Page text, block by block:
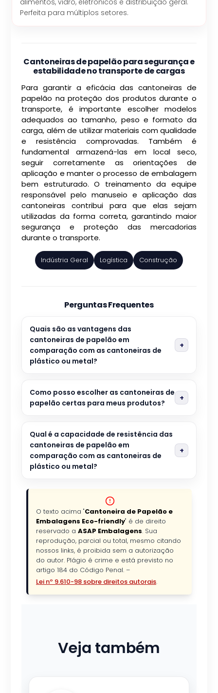
alimentos, vidro, eletrônicos e distribuição geral.
Perfeita para múltiplos setores.
Cantoneiras de papelão para segurança e
estabilidade no transporte de cargas
Para garantir a eficácia das cantoneiras de
papelão na proteção dos produtos durante o
transporte, é importante escolher modelos
adequados ao tamanho, peso e formato da
carga, além de utilizar materiais com qualidade
e resistência comprovadas. Também é
fundamental armazená-las em local seco,
seguir corretamente as orientações de
aplicação e manter o processo de embalagem
bem estruturado. O treinamento da equipe
responsável pelo manuseio e aplicação das
cantoneiras contribui para que elas sejam
utilizadas da forma correta, garantindo maior
segurança e proteção das mercadorias
durante o transporte.
Indústria Geral Logística Construção
Perguntas Frequentes
Quais são as vantagens das
cantoneiras de papelão em
comparação com as cantoneiras de
plástico ou metal?
Como posso escolher as cantoneiras de
papelão certas para meus produtos?
Qual é a capacidade de resistência das
cantoneiras de papelão em
comparação com as cantoneiras de
plástico ou metal?
O texto acima "Cantoneira de Papelão e
Embalagens Eco-friendly" é de direito
reservado a ASAP Embalagens. Sua
reprodução, parcial ou total, mesmo citando
nossos links, é proibida sem a autorização
do autor. Plágio é crime e está previsto no
artigo 184 do Código Penal. –
Lei nº 9.610-98 sobre direitos autorais.
Veja também